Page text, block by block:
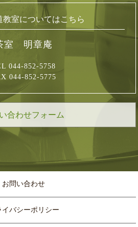
教室についてはこちら
室 明章庵
044-852-5758
044-852-5775
合わせフォーム
お問い合わせ
イバシーポリシー